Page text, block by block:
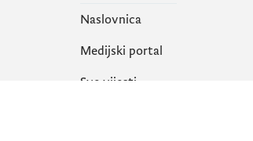
Naslovnica
Medijski portal
Sve vijesti